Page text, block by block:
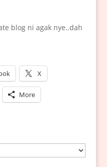
blog ni agak nye..dah
X
More